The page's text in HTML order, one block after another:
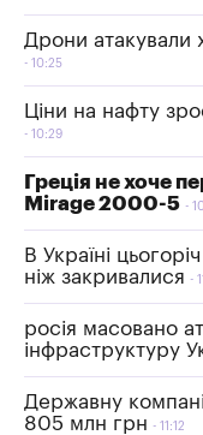
Дрони атакували
10:25
Ціни на нафту
10:29
Греція не хоче
Mirage 2000-5
В Україні
ніж закривалися
росія масовано
інфраструктуру
Державну
805 млн грн
11:12